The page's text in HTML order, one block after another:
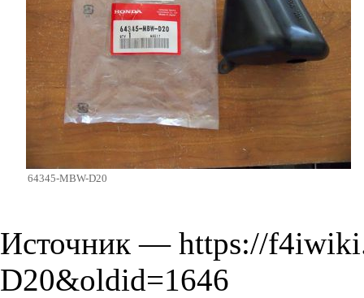
64345-MBW-D20
Источник — https://
D20&oldid=1646